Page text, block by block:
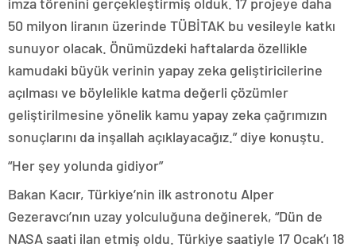
50 milyon liranın üzerinde TÜBİTAK bu vesileyle katkı
sunuyor olacak. Önümüzdeki haftalarda özellikle
kamudaki büyük verinin yapay zeka geliştiricilerine
açılması ve böylelikle katma değerli çözümler
geliştirilmesine yönelik kamu yapay zeka çağrımızın
sonuçlarını da inşallah açıklayacağız.” diye konuştu.
“Her şey yolunda gidiyor”
Bakan Kacır, Türkiye’nin ilk astronotu Alper
Gezeravcı’nın uzay yolculuğuna değinerek, “Dün de
NASA saati ilan etmiş oldu. Türkiye saatiyle 17 Ocak’ı 18